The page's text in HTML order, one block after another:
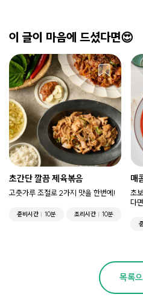
이 글이 마음에 드셨다면😍
초간단 깔끔 제육볶음
고춧가루 조절로 2가지 맛을 한번에!
준비시간 10분 조리시간 10분
매
초
다
목록